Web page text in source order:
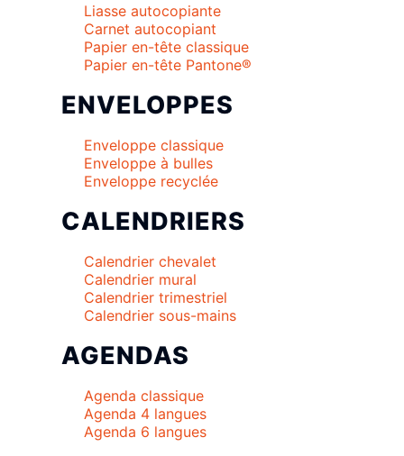
Liasse autocopiante
Carnet autocopiant
Papier en-tête classique
Papier en-tête Pantone®
ENVELOPPES
Enveloppe classique
Enveloppe à bulles
Enveloppe recyclée
CALENDRIERS
Calendrier chevalet
Calendrier mural
Calendrier trimestriel
Calendrier sous-mains
AGENDAS
Agenda classique
Agenda 4 langues
Agenda 6 langues